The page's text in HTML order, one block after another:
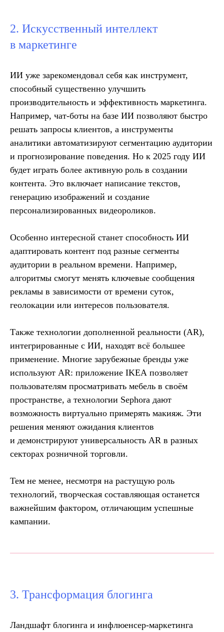
2. Искусственный интеллект
в маркетинге
ИИ уже зарекомендовал себя как инструмент,
способный существенно улучшить
производительность и эффективность маркетинга.
Например, чат-боты на базе ИИ позволяют быстро
решать запросы клиентов, а инструменты
аналитики автоматизируют сегментацию аудитории
и прогнозирование поведения. Но к 2025 году ИИ
будет играть более активную роль в создании
контента. Это включает написание текстов,
генерацию изображений и создание
персонализированных видеороликов.
Особенно интересной станет способность ИИ
адаптировать контент под разные сегменты
аудитории в реальном времени. Например,
алгоритмы смогут менять ключевые сообщения
рекламы в зависимости от времени суток,
геолокации или интересов пользователя.
Также технологии дополненной реальности (AR),
интегрированные с ИИ, находят всё большее
применение. Многие зарубежные бренды уже
используют AR: приложение IKEA позволяет
пользователям просматривать мебель в своём
пространстве, а технологии Sephora дают
возможность виртуально примерять макияж. Эти
решения меняют ожидания клиентов
и демонстрируют универсальность AR в разных
секторах розничной торговли.
Тем не менее, несмотря на растущую роль
технологий, творческая составляющая останется
важнейшим фактором, отличающим успешные
кампании.
3. Трансформация блогинга
Ландшафт блогинга и инфлюенсер-маркетинга